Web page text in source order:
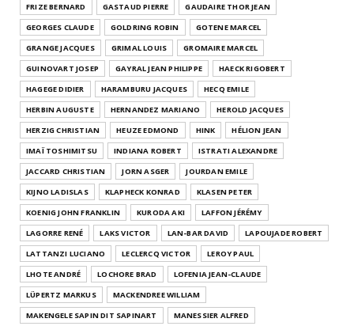
FRIZE BERNARD
GASTAUD PIERRE
GAUDAIRE THOR JEAN
GEORGES CLAUDE
GOLDRING ROBIN
GOTENE MARCEL
GRANGE JACQUES
GRIMAL LOUIS
GROMAIRE MARCEL
GUINOVART JOSEP
GAYRAL JEAN PHILIPPE
HAECK RIGOBERT
HAGEGE DIDIER
HARAMBURU JACQUES
HECQ EMILE
HERBIN AUGUSTE
HERNANDEZ MARIANO
HEROLD JACQUES
HERZIG CHRISTIAN
HEUZE EDMOND HINK
HÉLION JEAN
IMAÏ TOSHIMITSU
INDIANA ROBERT
ISTRATI ALEXANDRE
JACCARD CHRISTIAN
JORN ASGER
JOURDAN EMILE
KIJNO LADISLAS
KLAPHECK KONRAD
KLASEN PETER
KOENIG JOHN FRANKLIN
KURODA AKI
LAFFON JÉRÉMY
LAGORRE RENÉ
LAKS VICTOR LAN-BAR DAVID
LAPOUJADE ROBERT
LATTANZI LUCIANO
LECLERCQ VICTOR
LEROY PAUL
LHOTE ANDRÉ
LOCHORE BRAD
LOFENIA JEAN-CLAUDE
LÜPERTZ MARKUS
MACKENDREE WILLIAM
MAKENGELE SAPIN DIT SAPINART
MANESSIER ALFRED